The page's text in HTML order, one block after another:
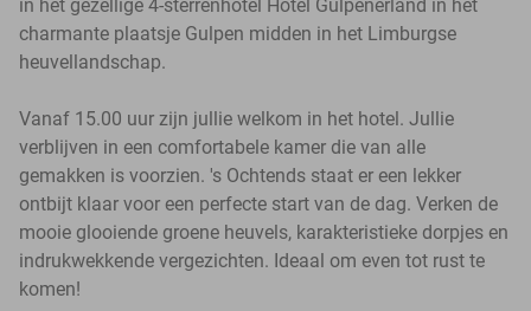
in het gezellige 4-sterrenhotel Hotel Gulpenerland in het
charmante plaatsje Gulpen midden in het Limburgse
heuvellandschap.
Vanaf 15.00 uur zijn jullie welkom in het hotel. Jullie
verblijven in een comfortabele kamer die van alle
gemakken is voorzien. 's Ochtends staat er een lekker
ontbijt klaar voor een perfecte start van de dag. Verken de
mooie glooiende groene heuvels, karakteristieke dorpjes en
indrukwekkende vergezichten. Ideaal om even tot rust te
komen!